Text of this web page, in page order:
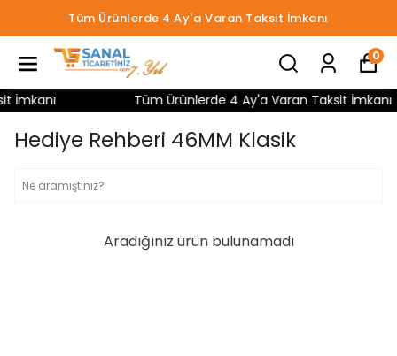
Tüm Ürünlerde 4 Ay'a Varan Taksit İmkanı
0
İmkanı Tüm Ürünlerde 4 Ay'a Varan Taksit İmkanı
Hediye Rehberi 46MM Klasik
Aradığınız ürün bulunamadı